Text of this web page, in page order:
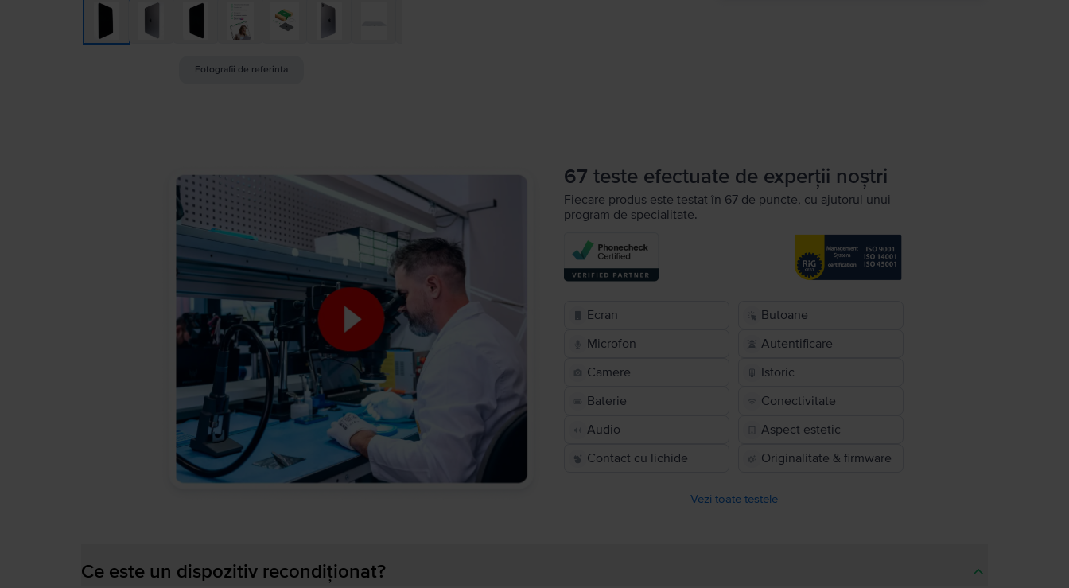
Fotografii de referinta
67 teste efectuate de experții noștri
Fiecare produs este testat în 67 de puncte, cu ajutorul unui
program de specialitate.
Ecran
Butoane
Microfon
Autentificare
Camere
Istoric
Baterie
Conectivitate
Audio
Aspect estetic
Contact cu lichide
Originalitate & firmware
Vezi toate testele
Ce este un dispozitiv recondiționat?